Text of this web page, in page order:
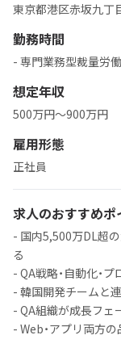
東京都港区赤坂九丁
勤務時間
- 専門業務型裁量労
想定年収
500万円〜900万円
雇用形態
正社員
求人のおすすめポ
- 国内5,500万DL超
る
- QA戦略・自動化・
- 韓国開発チームと
- QA組織が成長フェ
- Web・アプリ両方